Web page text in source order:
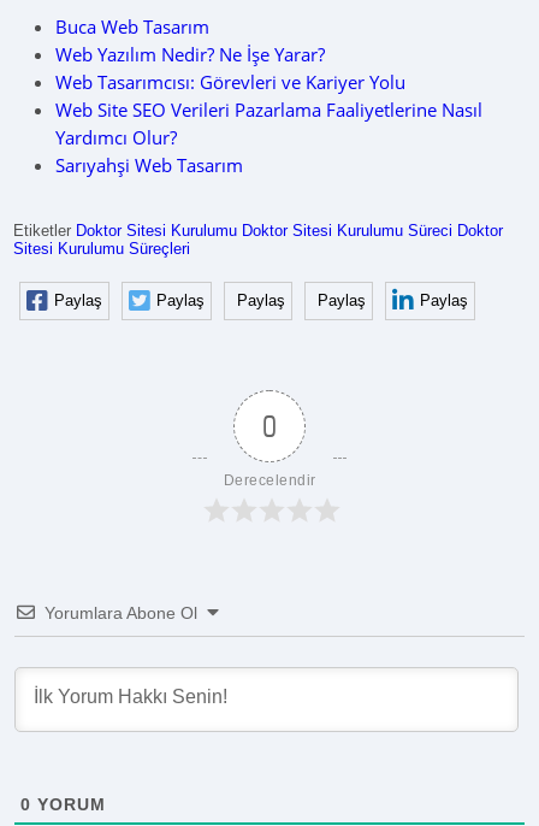
Buca Web Tasarım
Web Yazılım Nedir? Ne İşe Yarar?
Web Tasarımcısı: Görevleri ve Kariyer Yolu
Web Site SEO Verileri Pazarlama Faaliyetlerine Nasıl
Yardımcı Olur?
Sarıyahşi Web Tasarım
Etiketler Doktor Sitesi Kurulumu Doktor Sitesi Kurulumu Süreci Doktor
Sitesi Kurulumu Süreçleri
Paylaş Paylaş Paylaş Paylaş Paylaş
0
Derecelendir
Yorumlara Abone Ol
0 YORUM